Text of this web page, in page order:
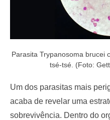
Parasita Trypanosoma brucei
tsé-tsé. (Foto:
Um dos parasitas mais
acaba de revelar uma
sobrevivência. Dentro do